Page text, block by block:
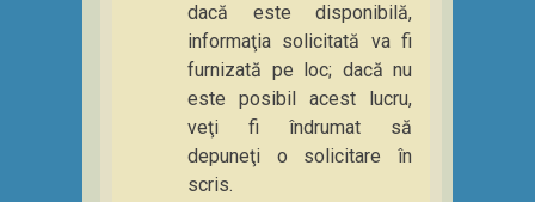
dacă este disponibilă,
informaţia solicitată va fi
furnizată pe loc; dacă nu
este posibil acest lucru,
veţi fi îndrumat să
depuneţi o solicitare în
scris.